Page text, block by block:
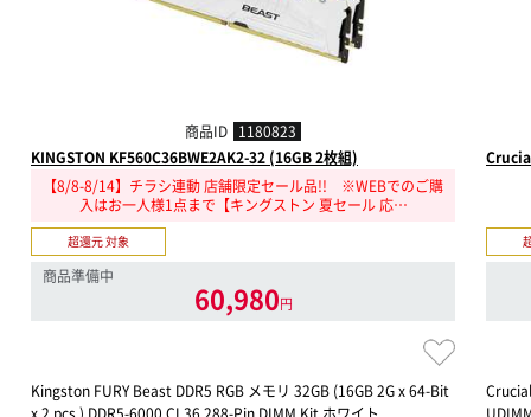
商品ID 1180823
KINGSTON KF560C36BWE2AK2-32 (16GB 2枚組)
【8/8-8/14】チラシ連動 店舗限定セール品!! ※WEBでのご購
入はお一人様1点まで【キングストン 夏セール 応…
超還元 対象
商品準備中
60,980円
Kingston FURY Beast DDR5 RGB メモリ 32GB (16GB 2G x 64-Bit